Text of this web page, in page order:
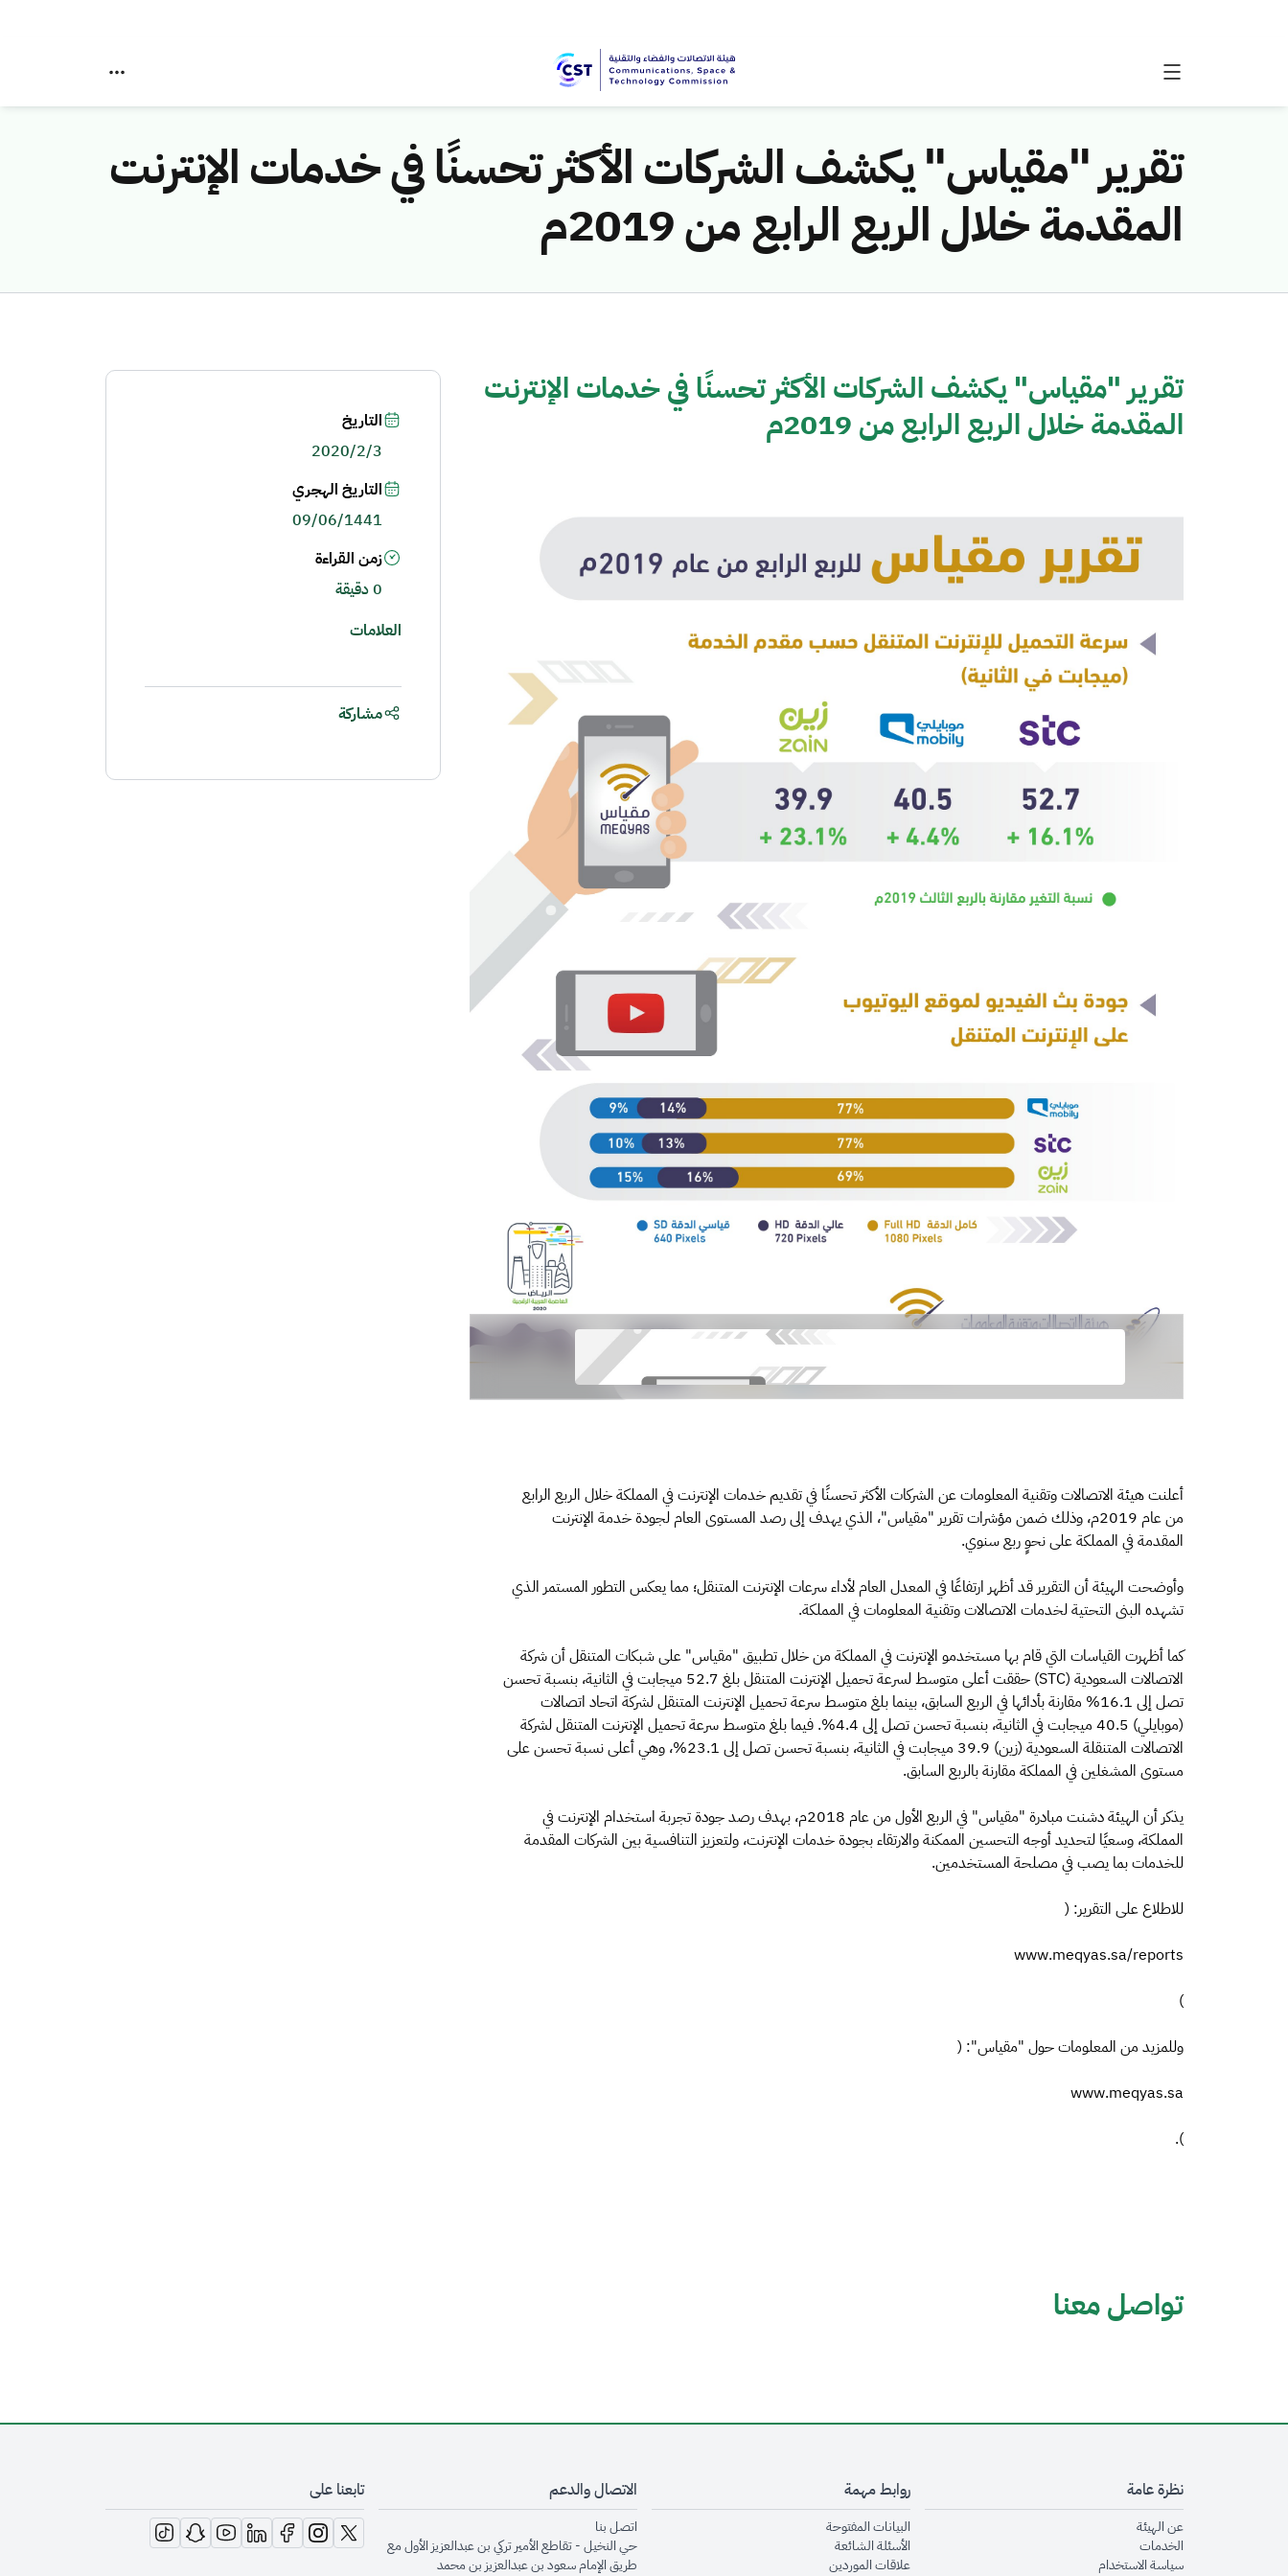
تقرير "مقياس" يكشف الشركات الأكثر تحسنًا في خدمات الإنترنت
المقدمة خلال الربع الرابع من 2019م
تقرير "مقياس" يكشف الشركات الأكثر تحسنًا في خدمات الإنترنت
المقدمة خلال الربع الرابع من 2019م
أعلنت هيئة الاتصالات وتقنية المعلومات عن الشركات الأكثر تحسنًا في تقديم خدمات الإنترنت في المملكة خلال الربع الرابع
من عام 2019م، وذلك ضمن مؤشرات تقرير "مقياس"، الذي يهدف إلى رصد المستوى العام لجودة خدمة الإنترنت
المقدمة في المملكة على نحوٍ ربع سنوي.
وأوضحت الهيئة أن التقرير قد أظهر ارتفاعًا في المعدل العام لأداء سرعات الإنترنت المتنقل؛ مما يعكس التطور المستمر الذي
تشهده البنى التحتية لخدمات الاتصالات وتقنية المعلومات في المملكة.
كما أظهرت القياسات التي قام بها مستخدمو الإنترنت في المملكة من خلال تطبيق "مقياس" على شبكات المتنقل أن شركة
الاتصالات السعودية (STC) حققت أعلى متوسط لسرعة تحميل الإنترنت المتنقل بلغ 52.7 ميجابت في الثانية، بنسبة تحسن
تصل إلى 16.1% مقارنة بأدائها في الربع السابق، بينما بلغ متوسط سرعة تحميل الإنترنت المتنقل لشركة اتحاد اتصالات
(موبايلي) 40.5 ميجابت في الثانية، بنسبة تحسن تصل إلى 4.4%. فيما بلغ متوسط سرعة تحميل الإنترنت المتنقل لشركة
الاتصالات المتنقلة السعودية (زين) 39.9 ميجابت في الثانية، بنسبة تحسن تصل إلى 23.1%، وهي أعلى نسبة تحسن على
مستوى المشغلين في المملكة مقارنة بالربع السابق.
يذكر أن الهيئة دشنت مبادرة "مقياس" في الربع الأول من عام 2018م، بهدف رصد جودة تجربة استخدام الإنترنت في
المملكة، وسعيًا لتحديد أوجه التحسين الممكنة والارتقاء بجودة خدمات الإنترنت، ولتعزيز التنافسية بين الشركات المقدمة
للخدمات بما يصب في مصلحة المستخدمين.
للاطلاع على التقرير: (
www.meqyas.sa/reports
)
وللمزيد من المعلومات حول "مقياس": (
www.meqyas.sa
).
التاريخ
2020/2/3
التاريخ الهجري
09/06/1441
زمن القراءة
0 دقيقة
العلامات
مشاركة
تواصل معنا
نظرة عامة
عن الهيئةopens in new window
الخدماتopens in new window
سياسة الاستخدامopens in new window
روابط مهمة
البيانات المفتوحةopens in new window
الأسئلة الشائعةopens in new window
علاقات الموردينopens in new window
الاتصال والدعم
اتصل بنا
حي النخيل - تقاطع الأمير تركي بن عبدالعزيز الأول مع
طريق الإمام سعود بن عبدالعزيز بن محمد
تابعنا على
opens in new window
opens in new window
opens in new window
opens in new window
opens in new window
opens in new window
opens in new window